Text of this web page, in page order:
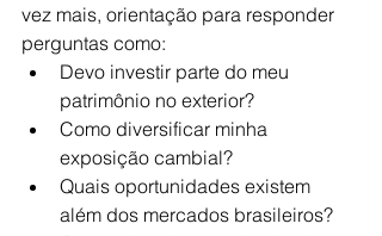
vez mais, orientação para responder
perguntas como:
Devo investir parte do meu
patrimônio no exterior?
Como diversificar minha
exposição cambial?
Quais oportunidades existem
além dos mercados brasileiros?